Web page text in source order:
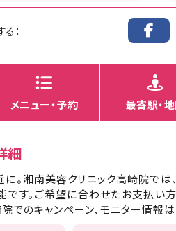
：
メニュー・予約 最寄駅・
細
。湘南美容クリニック高崎院では
す。ご希望に合わせたお支払い
でのキャンペーン、モニター情報